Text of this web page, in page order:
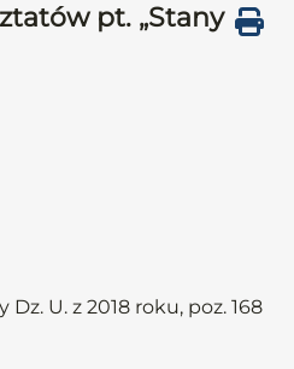
pt. „Stany
U. z 2018 roku, poz. 168